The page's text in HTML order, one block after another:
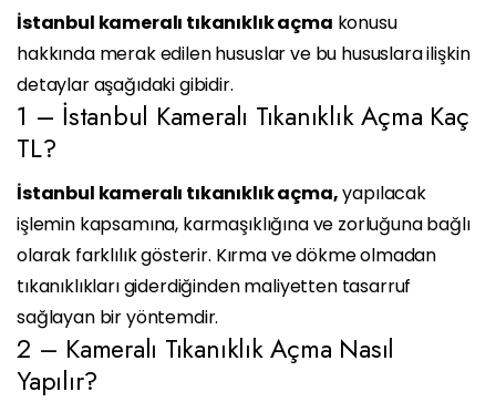
İstanbul kameralı tıkanıklık açma konusu
hakkında merak edilen hususlar ve bu hususlara ilişkin
detaylar aşağıdaki gibidir.
1 – İstanbul Kameralı Tıkanıklık Açma Kaç
TL?
İstanbul kameralı tıkanıklık açma,yapılacak
işlemin kapsamına, karmaşıklığına ve zorluğuna bağlı
olarak farklılık gösterir. Kırma ve dökme olmadan
tıkanıklıkları giderdiğinden maliyetten tasarruf
sağlayan bir yöntemdir.
2 – Kameralı Tıkanıklık Açma Nasıl
Yapılır?